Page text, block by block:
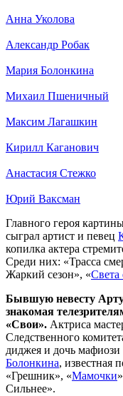
Анна Уколова
Александр Робак
Мария Болонкина
Михаил Пшеничный
Максим Лагашкин
Кирилл Каганович
Анастасия Стежко
Юрий Ваксман
Главного героя
сыграл артист и певец
копилка актера
Среди них: «Трасса
Жаркий сезон», «Света
Бывшую невесту
знакомая
«Свои». Актриса
Следственного
диджея и дочь мафиози
Болонкина, известная
«Грешник», «Мамочки
Сильнее».